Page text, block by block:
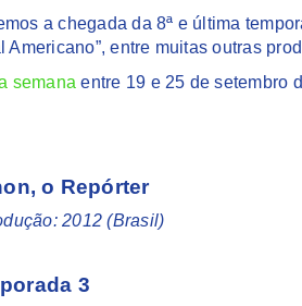
a chegada da 8ª e última
entre muitas outras
semana entre 19 e 25 de setembro
o Repórter
2012 (Brasil)
3